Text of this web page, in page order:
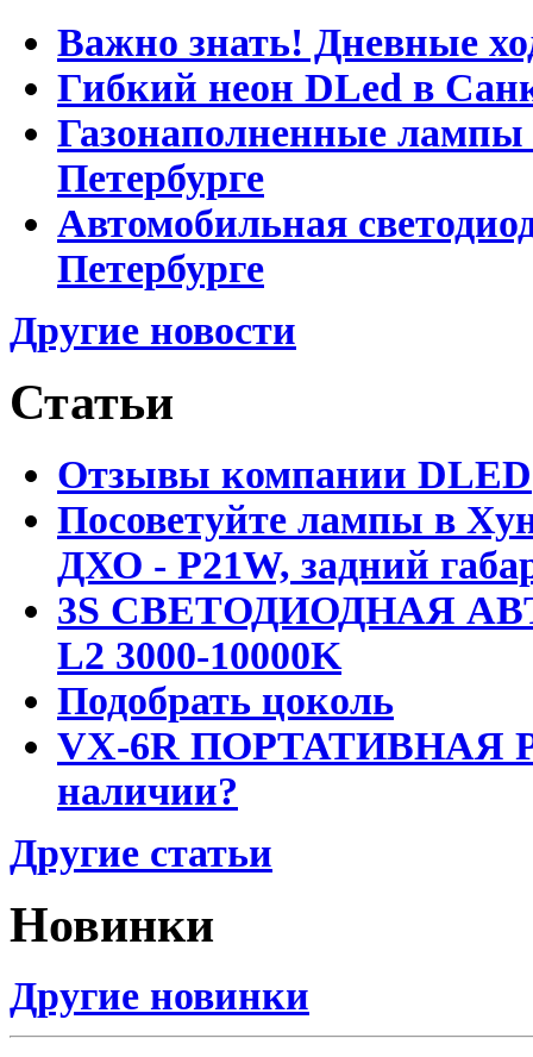
Важно знать! Дневные
Гибкий неон DLed в
Газонаполненные
Петербурге
Автомобильная
Петербурге
Другие новости
Статьи
Отзывы компании DLED
Посоветуйте лампы в
ДХО - P21W, задний
3S СВЕТОДИОДНАЯ
L2 3000-10000K
Подобрать цоколь
VX-6R ПОРТАТИВНАЯ
наличии?
Другие статьи
Новинки
Другие новинки